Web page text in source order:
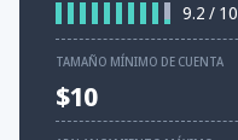
9.2 / 10
TAMAÑO MÍNIMO DE CUENTA
$10